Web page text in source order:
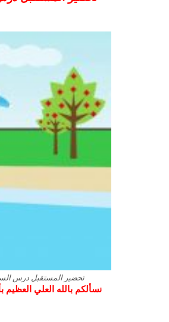
تحضير المستقبل درس
نسألكم بالله العلي العظيم